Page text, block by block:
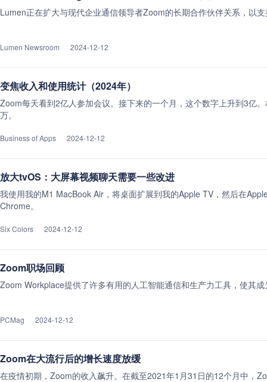
Lumen正在扩大与现代企业通信领导者Zoom的长期合作伙伴关系，以
Lumen Newsroom 2024-12-12
变焦收入和使用统计（2024年）
Zoom每天看到2亿人参加会议。接下来的一个月，这个数字上升到3亿
万。
Business of Apps 2024-12-12
放大tvOS：大屏幕视频聊天需要一些改进
我使用我的M1 MacBook Air，将桌面扩展到我的Apple TV，然后在
Chrome。
Six Colors 2024-12-12
Zoom职场回顾
Zoom Workplace提供了许多有用的人工智能通信和生产力工具，使其
PCMag 2024-12-12
Zoom在大流行后的增长速度放缓
在疫情初期，Zoom的收入飙升。在截至2021年1月31日的12个月中，